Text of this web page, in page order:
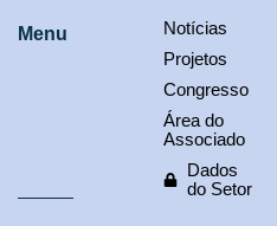
Menu
Notícias
Projetos
Congresso
Área do
Associado
Dados
do Setor